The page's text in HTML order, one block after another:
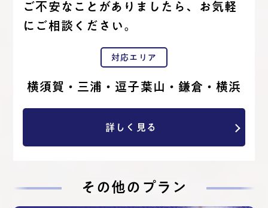
ご不安なことがありましたら、お気軽
にご相談ください。
対応エリア
横須賀・三浦・逗子葉山・鎌倉・横浜
詳しく見る
その他のプラン